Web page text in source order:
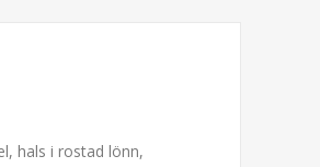
hals i rostad lönn,